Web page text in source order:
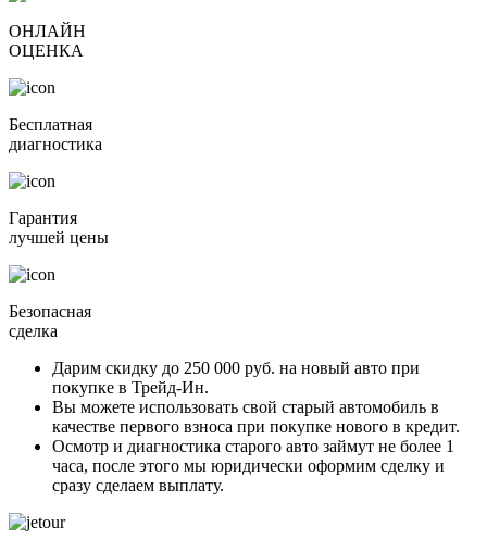
ОНЛАЙН
ОЦЕНКА
Бесплатная
диагностика
Гарантия
лучшей цены
Безопасная
сделка
Дарим скидку до 250 000 руб. на новый авто при
покупке в Трейд-Ин.
Вы можете использовать свой старый автомобиль в
качестве первого взноса при покупке нового в кредит.
Осмотр и диагностика старого авто займут не более 1
часа, после этого мы юридически оформим сделку и
сразу сделаем выплату.